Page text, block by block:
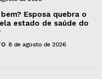
Esposa quebra o
estado de saúde do
8 de agosto de 2026